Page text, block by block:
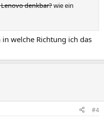
denkbar?wie ein
welche Richtung ich das
#4